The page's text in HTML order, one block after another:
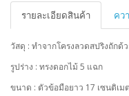
รายละเอียดสินค้า คว
วัสดุ : ทำจากโครงลวดสปริงถักด้
รูปร่าง : ทรงดอกไม้ 5 แฉก
ขนาด : ตัวข้อมือยาว 17 เซนติเม